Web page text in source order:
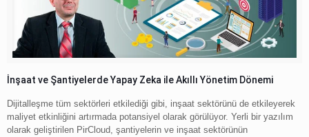
İnşaat ve Şantiyelerde Yapay Zeka ile Akıllı Yönetim Dönemi
Dijitalleşme tüm sektörleri etkilediği gibi, inşaat sektörünü de etkileyerek
maliyet etkinliğini artırmada potansiyel olarak görülüyor. Yerli bir yazılım
olarak geliştirilen PirCloud, şantiyelerin ve inşaat sektörünün